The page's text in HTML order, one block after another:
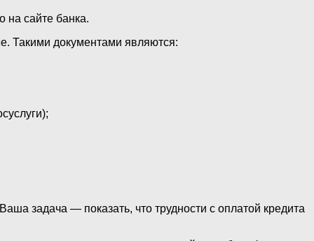
на сайте банка.
Такими документами являются:
задача — показать, что трудности с оплатой кредита